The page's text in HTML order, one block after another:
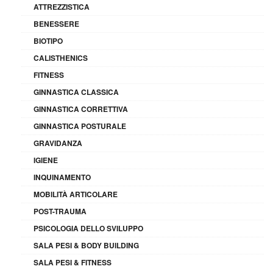
ATTREZZISTICA
BENESSERE
BIOTIPO
CALISTHENICS
FITNESS
GINNASTICA CLASSICA
GINNASTICA CORRETTIVA
GINNASTICA POSTURALE
GRAVIDANZA
IGIENE
INQUINAMENTO
MOBILITÀ ARTICOLARE
POST-TRAUMA
PSICOLOGIA DELLO SVILUPPO
SALA PESI & BODY BUILDING
SALA PESI & FITNESS